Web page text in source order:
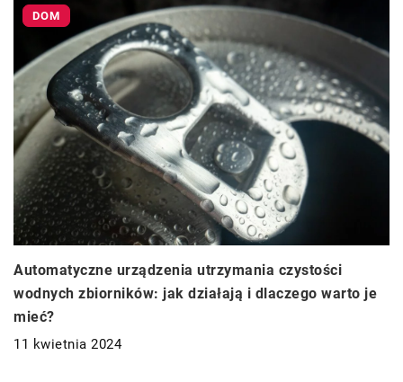
DOM
Automatyczne urządzenia utrzymania czystości
wodnych zbiorników: jak działają i dlaczego warto je
mieć?
11 kwietnia 2024